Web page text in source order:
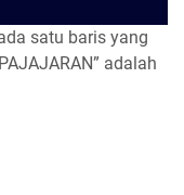
satu baris yang
adalah